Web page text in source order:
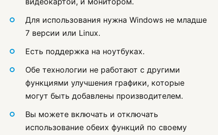
Для использования нужна Windows не младше
7 версии или Linux.
Есть поддержка на ноутбуках.
Обе технологии не работают с другими
функциями улучшения графики, которые
могут быть добавлены производителем.
Вы можете включать и отключать
использование обеих функций по своему